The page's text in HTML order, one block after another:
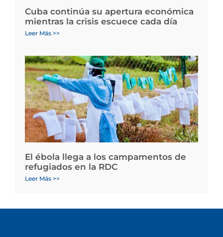
Cuba continúa su apertura económica
mientras la crisis escuece cada día
Leer Más >>
El ébola llega a los campamentos de
refugiados en la RDC
Leer Más >>